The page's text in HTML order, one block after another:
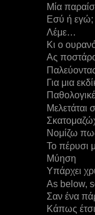
Μία
Εσύ ή εγώ;
Λέμε…
Κι ο
Ας
Για μια
Μελετάται
Νομίζω
Το πέρυσι
Μύηση
Υπάρχει
As below,
Σαν ένα
Κάπως